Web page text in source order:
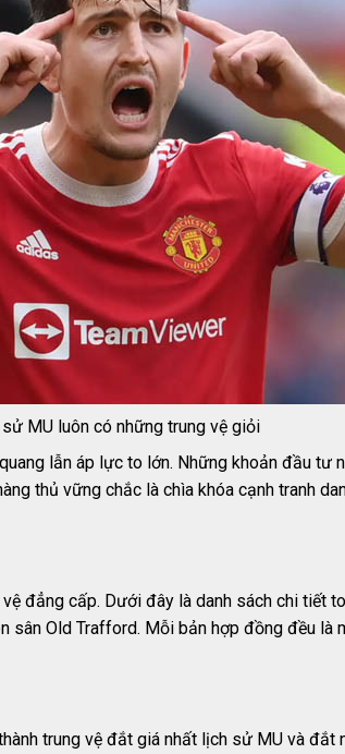
MU luôn có những trung vệ giỏi
lẫn áp lực to lớn. Những khoản đầu
thủ vững chắc là chìa khóa cạnh tranh
đẳng cấp. Dưới đây là danh sách chi tiết
sân Old Trafford. Mỗi bản hợp đồng đều
trung vệ đắt giá nhất lịch sử MU và